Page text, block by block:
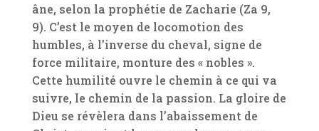
âne, selon la prophétie de Zacharie (Za 9,
9). C’est le moyen de locomotion des
humbles, à l’inverse du cheval, signe de
force militaire, monture des « nobles ».
Cette humilité ouvre le chemin à ce qui va
suivre, le chemin de la passion. La gloire de
Dieu se révèlera dans l’abaissement de